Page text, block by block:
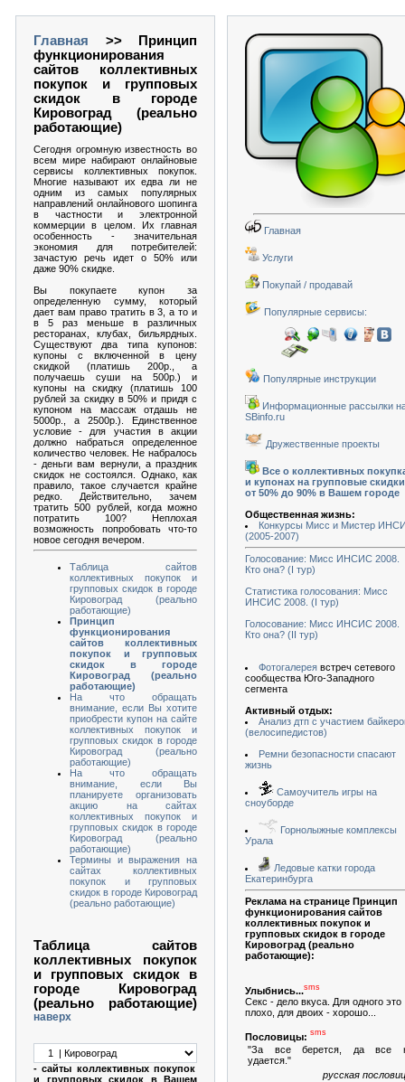
Главная >> Принцип
функционирования
сайтов коллективных
покупок и групповых
скидок в городе
Кировоград (реально
работающие)
Сегодня огромную известность во
всем мире набирают онлайновые
сервисы коллективных покупок.
Многие называют их едва ли не
одним из самых популярных
направлений онлайнового шопинга
в частности и электронной
коммерции в целом. Их главная
особенность - значительная
экономия для потребителей:
зачастую речь идет о 50% или
даже 90% скидке.
Вы покупаете купон за
определенную сумму, который
дает вам право тратить в 3, а то и
в 5 раз меньше в различных
ресторанах, клубах, бильярдных.
Существуют два типа купонов:
купоны с включенной в цену
скидкой (платишь 200р., а
получаешь суши на 500р.) и
купоны на скидку (платишь 100
рублей за скидку в 50% и придя с
купоном на массаж отдашь не
5000р., а 2500р.). Единственное
условие - для участия в акции
должно набраться определенное
количество человек. Не набралось
- деньги вам вернули, а праздник
скидок не состоялся. Однако, как
правило, такое случается крайне
редко. Действительно, зачем
тратить 500 рублей, когда можно
потратить 100? Неплохая
возможность попробовать что-то
новое сегодня вечером.
Таблица сайтов
коллективных покупок и
групповых скидок в городе
Кировоград (реально
работающие)
Принцип
функционирования
сайтов коллективных
покупок и групповых
скидок в городе
Кировоград (реально
работающие)
На что обращать
внимание, если Вы хотите
приобрести купон на сайте
коллективных покупок и
групповых скидок в городе
Кировоград (реально
работающие)
На что обращать
внимание, если Вы
планируете организовать
акцию на сайтах
коллективных покупок и
групповых скидок в городе
Кировоград (реально
работающие)
Термины и выражения на
сайтах коллективных
покупок и групповых
скидок в городе Кировоград
(реально работающие)
Таблица сайтов
коллективных покупок
и групповых скидок в
городе Кировоград
(реально работающие)
наверх
- сайты коллективных покупок
и групповых скидок в Вашем
Главная
Услуги
Покупай / продавай
Популярные сервисы:
Популярные инструкции
Информационные рассылки
SBinfo.ru
Дружественные проекты
Все о коллективных
и купонах на групповые скидки
от 50% до 90% в Вашем городе
Общественная жизнь:
Конкурсы Мисс и Мистер
(2005-2007)
Голосование: Мисс ИНСИС 2008.
Кто она? (I тур)
Статистика голосования: Мисс
ИНСИС 2008. (I тур)
Голосование: Мисс ИНСИС 2008.
Кто она? (II тур)
Фотогалерея встреч сетевого
сообщества Юго-Западного
сегмента
Активный отдых:
Анализ дтп с участием
(велосипедистов)
Ремни безопасности спасают
жизнь
Самоучитель игры на
сноуборде
Горнолыжные комплексы
Урала
Ледовые катки города
Екатеринбурга
Реклама на странице Принцип
функционирования сайтов
коллективных покупок и
групповых скидок в городе
Кировоград (реально
работающие):
Улыбнись...sms
Секс - дело вкуса. Для одного это
плохо, для двоих - хорошо...
Пословицы: sms
"За все берется, да все
удается."
русская